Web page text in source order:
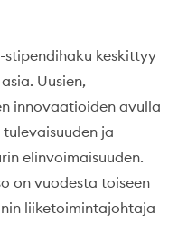
stipendihaku keskittyy
Uusien,
innovaatioiden avulla
ja
elinvoimaisuuden.
on vuodesta toiseen
liiketoimintajohtaja